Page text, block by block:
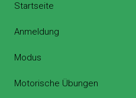
Startseite
Anmeldung
Modus
Motorische Übungen